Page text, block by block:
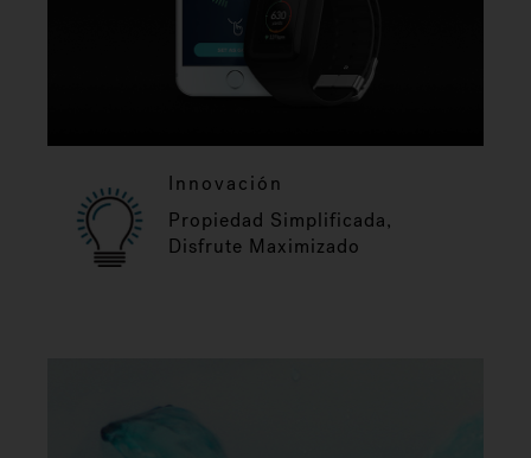
Innovación
Propiedad Simplificada,
Disfrute Maximizado